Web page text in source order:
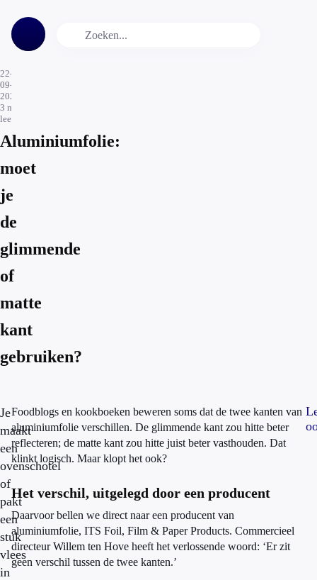
22-
09-
2021
3 min.
leestijd
Aluminiumfolie:
moet
je
de
glimmende
of
matte
kant
gebruiken?
Je
maakt
een
ovenschotel
of
pakt
een
stuk
vlees
in
Foodblogs en kookboeken beweren soms dat de twee kanten van
aluminiumfolie verschillen. De glimmende kant zou hitte beter
reflecteren; de matte kant zou hitte juist beter vasthouden. Dat
klinkt logisch. Maar klopt het ook?
Het verschil, uitgelegd door een producent
Daarvoor bellen we direct naar een producent van
aluminiumfolie, ITS Foil, Film & Paper Products. Commercieel
directeur Willem ten Hove heeft het verlossende woord: ‘Er zit
geen verschil tussen de twee kanten.’